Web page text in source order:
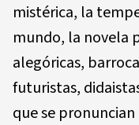
mistérica, la
mundo, la novela
alegóricas,
futuristas,
que se